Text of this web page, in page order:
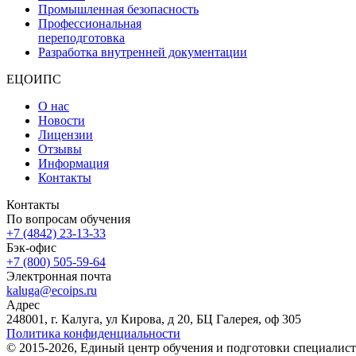
Промышленная безопасность
Профессиональная
переподготовка
Разработка внутренней документации
ЕЦОИПС
О нас
Новости
Лицензии
Отзывы
Информация
Контакты
Контакты
По вопросам обучения
+7 (4842) 23-13-33
Бэк-офис
+7 (800) 505-59-64
Электронная почта
kaluga@ecoips.ru
Адрес
248001, г. Калуга, ул Кирова, д 20, БЦ Галерея, оф 305
Политика конфиденциальности
© 2015-2026, Единый центр обучения и подготовки